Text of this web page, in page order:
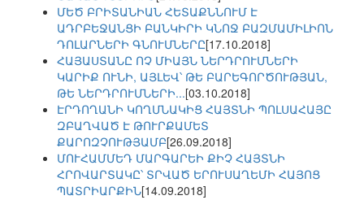
ՄԵԾ ԲՐԻՏԱՆԻԱՆ ՀԵՏԱՔՆՆՈՒՄ Է
ԱԴՐԲԵՋԱՆՑԻ ԲԱՆԿԻՐԻ ԿՆՈՋ ԲԱԶՄԱՄԻԼԻՈՆ
ԴՈԼԱՐՆԵՐԻ ԳՆՈՒՄՆԵՐԸ[17.10.2018]
ՀԱՅԱՍՏԱՆԸ ՈՉ ՄԻԱՅՆ ՆԵՐԴՐՈՒՄՆԵՐԻ
ԿԱՐԻՔ ՈՒՆԻ, ԱՅԼԵՎ՝ ԹԵ ԲԱՐԵԳՈՐԾՈՒԹՅԱՆ,
ԹԵ ՆԵՐԴՐՈՒՄՆԵՐԻ...[03.10.2018]
ԷՐԴՈՂԱՆԻ ԿՈՂՄՆԱԿԻՑ ՀԱՅՏՆԻ ՊՈԼՍԱՀԱՅԸ
ԶԲԱՂՎԱԾ Է ԹՈՒՐՔԱՄԵՏ
ՔԱՐՈԶՉՈՒԹՅԱՄԲ[26.09.2018]
ՄՈՒՀԱՄՄԵԴ ՄԱՐԳԱՐԵԻ ՔԻՉ ՀԱՅՏՆԻ
ՀՐՈՎԱՐՏԱԿԸ՝ ՏՐՎԱԾ ԵՐՈՒՍԱՂԵՄԻ ՀԱՅՈՑ
ՊԱՏՐԻԱՐՔԻՆ[14.09.2018]